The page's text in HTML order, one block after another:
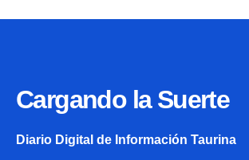
Cargando la Suerte
Diario Digital de Información Taurina